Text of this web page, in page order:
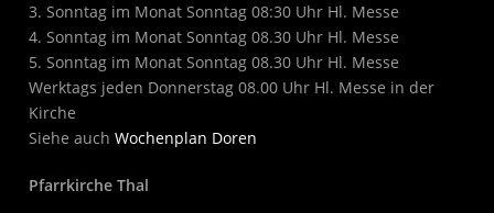
3. Sonntag im Monat Sonntag 08:30 Uhr Hl. Messe
4. Sonntag im Monat Sonntag 08.30 Uhr Hl. Messe
5. Sonntag im Monat Sonntag 08.30 Uhr Hl. Messe
Werktags jeden Donnerstag 08.00 Uhr Hl. Messe in der
Kirche
Siehe auchWochenplan Doren
Pfarrkirche Thal